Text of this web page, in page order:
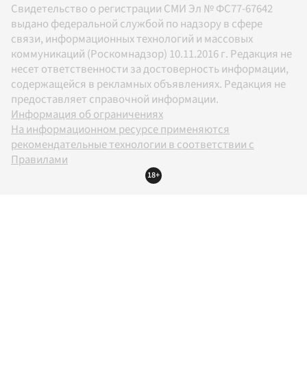
Свидетельство о регистрации СМИ Эл № ФС77-67642
выдано федеральной службой по надзору в сфере
связи, информационных технологий и массовых
коммуникаций (Роскомнадзор) 10.11.2016 г. Редакция не
несет ответственности за достоверность информации,
содержащейся в рекламных объявлениях. Редакция не
предоставляет справочной информации.
Информация об ограничениях
На информационном ресурсе применяются
рекомендательные технологии в соответствии с
Правилами
18+